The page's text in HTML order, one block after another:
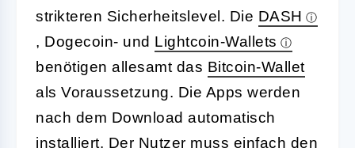
strikteren Sicherheitslevel. Die DASH
, Dogecoin- und Lightcoin-Wallets
benötigen allesamt das Bitcoin-Wallet
als Voraussetzung. Die Apps werden
nach dem Download automatisch
installiert. Der Nutzer muss einfach den